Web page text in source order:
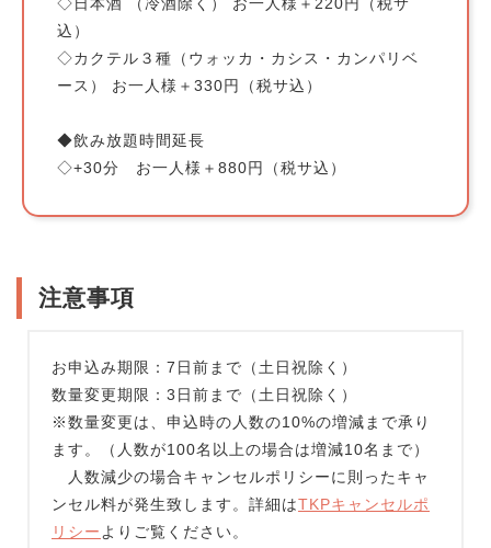
込）
◇カクテル３種（ウォッカ・カシス・カンパリベ
ース） お一人様＋330円（税サ込）
◆飲み放題時間延長
◇+30分 お一人様＋880円（税サ込）
注意事項
お申込み期限：7日前まで（土日祝除く）
数量変更期限：3日前まで（土日祝除く）
※数量変更は、申込時の人数の10%の増減まで承り
ます。（人数が100名以上の場合は増減10名まで）
人数減少の場合キャンセルポリシーに則ったキャ
ンセル料が発生致します。詳細はTKPキャンセルポ
リシー よりご覧ください。